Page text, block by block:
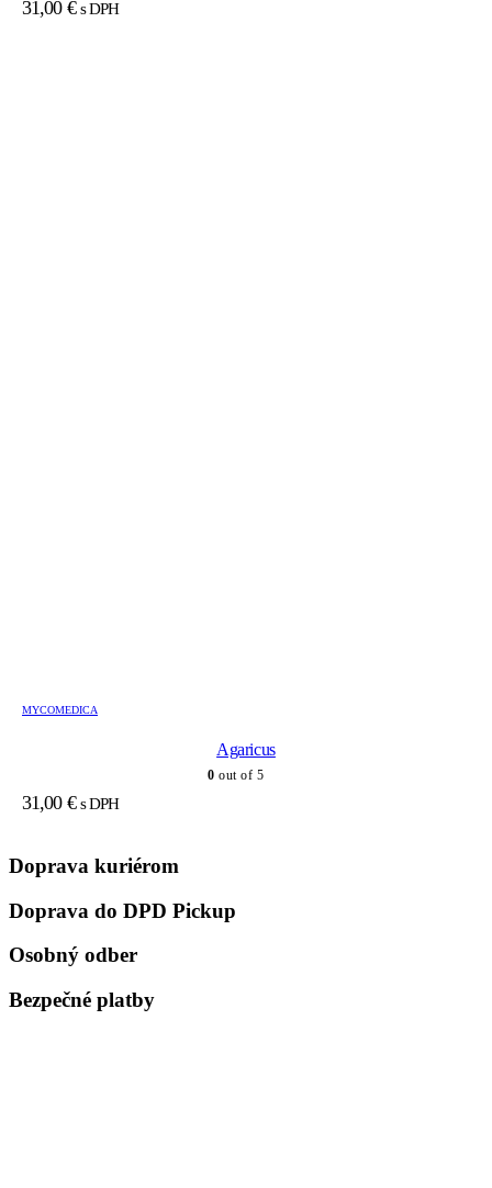
31,00 € s DPH
MYCOMEDICA
Agaricus
0 out of 5
31,00 € s DPH
Doprava kuriérom
Doprava do DPD Pickup
Osobný odber
Bezpečné platby